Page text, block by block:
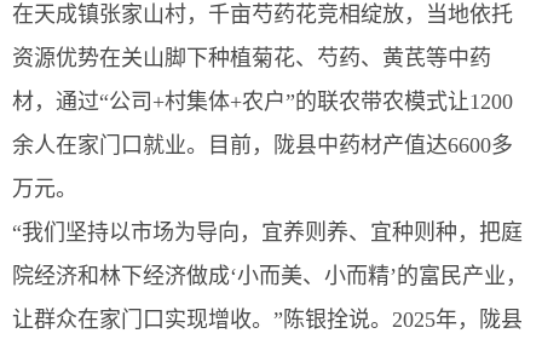
在天成镇张家山村，千亩芍药花竞相绽放，当地依托
资源优势在关山脚下种植菊花、芍药、黄芪等中药
材，通过“公司+村集体+农户”的联农带农模式让1200
余人在家门口就业。目前，陇县中药材产值达6600多
万元。
“我们坚持以市场为导向，宜养则养、宜种则种，把庭
院经济和林下经济做成‘小而美、小而精’的富民产业，
让群众在家门口实现增收。”陈银拴说。2025年，陇县